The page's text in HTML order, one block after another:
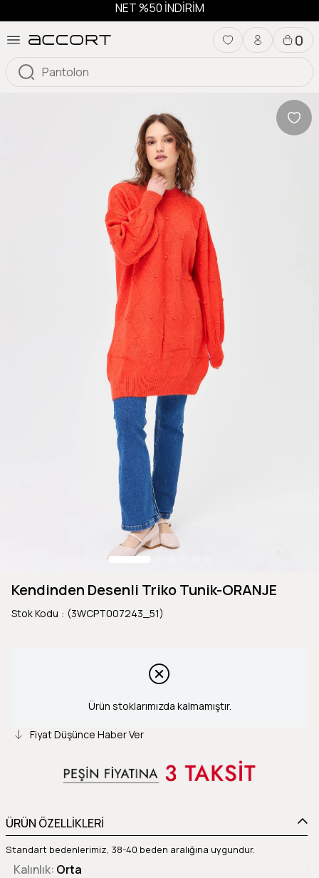
NET %50 İNDİRİM
0
Kendinden Desenli Triko Tunik-ORANJE
Stok Kodu (3WCPT007243_51)
Ürün stoklarımızda kalmamıştır.
Fiyat Düşünce Haber Ver
ÜRÜN ÖZELLİKLERİ
Standart bedenlerimiz, 38-40 beden aralığına uygundur.
Kalınlık Orta